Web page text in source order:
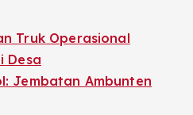
Truk Operasional
Desa
Jembatan Ambunten